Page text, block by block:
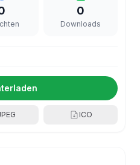
0
Downloads
ICO